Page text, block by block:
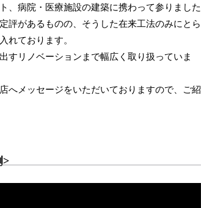
、病院・医療施設の建築に携わって参りました
評があるものの、そうした在来工法のみにとら
れております。
すリノベーションまで幅広く取り扱っていま
へメッセージをいただいておりますので、ご紹
>